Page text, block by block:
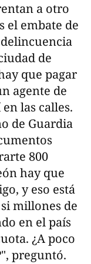
a otro
el embate de
de
que pagar
agente de
las calles.
de Guardia
800
hay que
y eso está
millones de
en el país
¿A poco
preguntó.